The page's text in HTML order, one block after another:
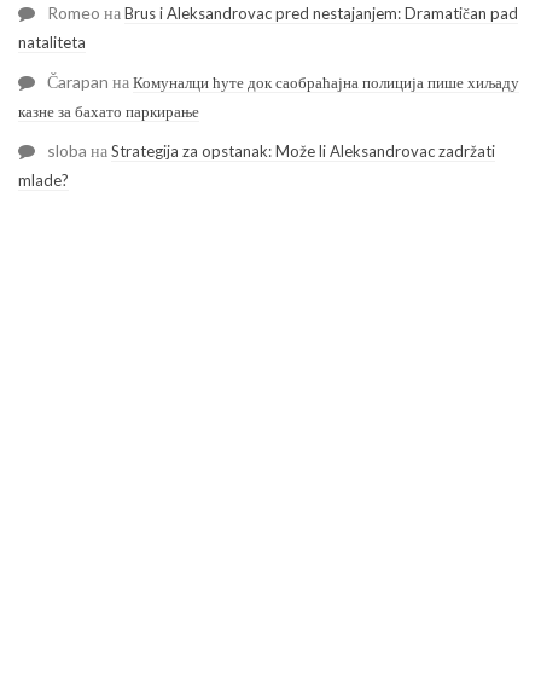
Romeo наBrus i Aleksandrovac pred nestajanjem: Dramatičan pad
nataliteta
Čarapan наКомуналци ћуте док саобраћајна полиција пише хиљаду
казне за бахато паркирање
sloba наStrategija za opstanak: Može li Aleksandrovac zadržati
mlade?